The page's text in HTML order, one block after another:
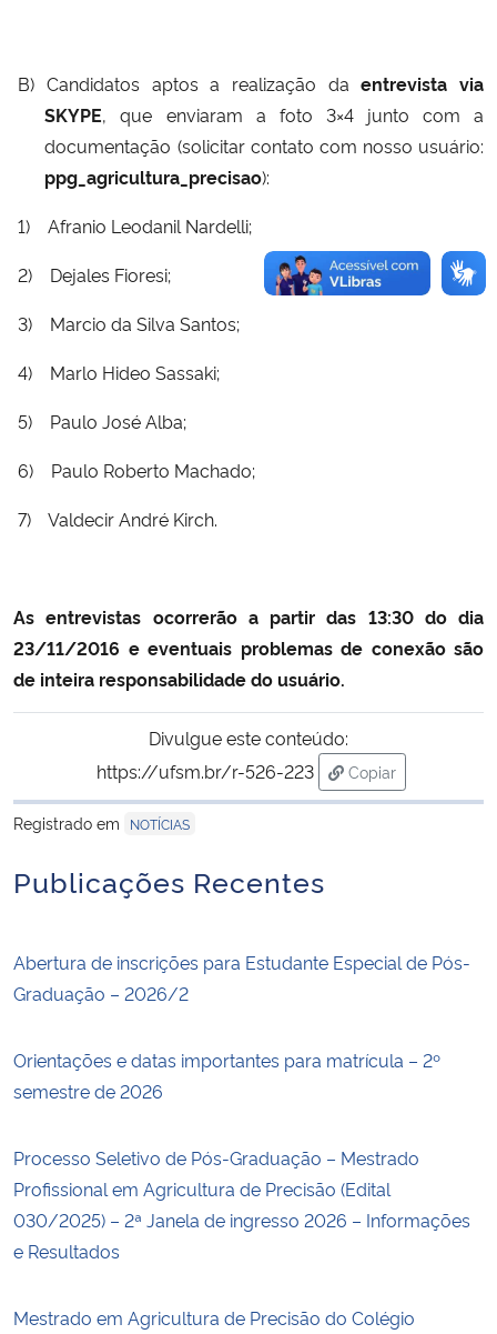
B) Candidatos aptos a realização daentrevista via
SKYPE, que enviaram a foto 3×4 junto com a
documentação (solicitar contato com nosso usuário:
ppg_agricultura_precisao):
1)
Afranio Leodanil Nardelli;
2)
Dejales Fioresi;
3)
Marcio da Silva Santos;
4)
Marlo Hideo Sassaki;
5)
Paulo José Alba;
6)
Paulo Roberto Machado;
7)
Valdecir André Kirch.
As entrevistas ocorrerão a partir das 13:30 do dia
23/11/2016 e eventuais problemas de conexão são
de inteira responsabilidade do usuário.
Divulgue este conteúdo:
https://ufsm.br/r-526-223
Copiar
para área de
Registrado em
NOTÍCIAS
Publicações Recentes
Abertura de inscrições para Estudante Especial de Pós-
Graduação – 2026/2
Orientações e datas importantes para matrícula – 2º
semestre de 2026
Processo Seletivo de Pós-Graduação – Mestrado
Profissional em Agricultura de Precisão (Edital
030/2025) – 2ª Janela de ingresso 2026 – Informações
e Resultados
Mestrado em Agricultura de Precisão do Colégio